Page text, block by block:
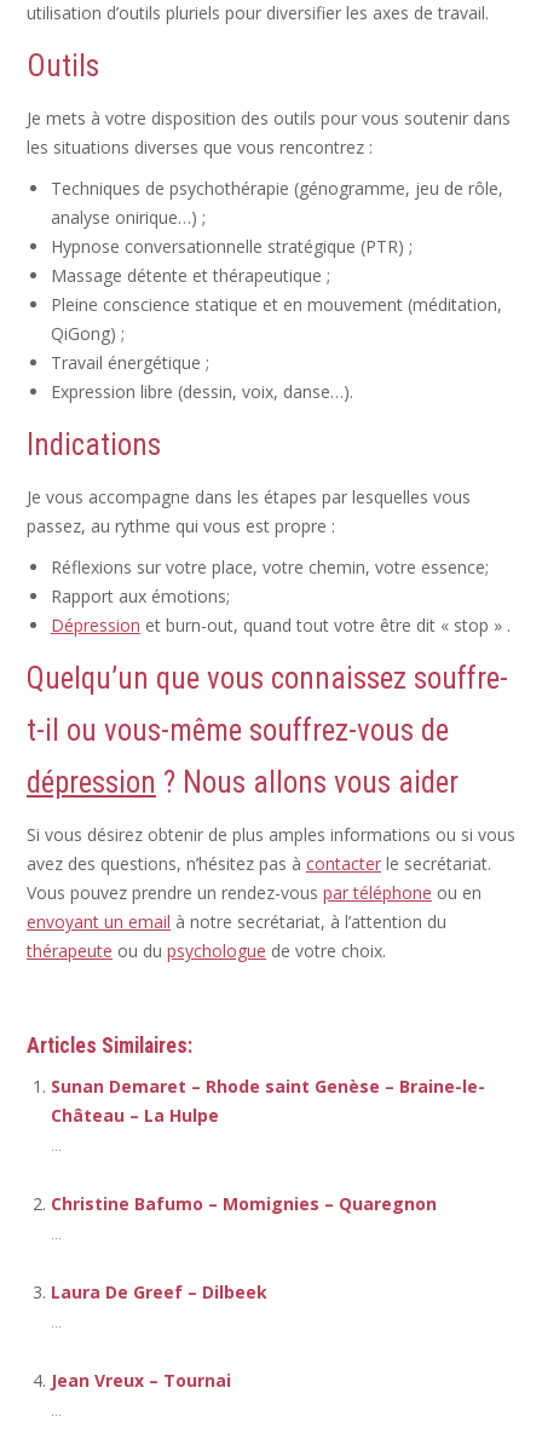
utilisation d’outils pluriels pour diversifier les axes de travail.
Outils
Je mets à votre disposition des outils pour vous soutenir dans
les situations diverses que vous rencontrez :
Techniques de psychothérapie (génogramme, jeu de rôle,
analyse onirique…) ;
Hypnose conversationnelle stratégique (PTR) ;
Massage détente et thérapeutique ;
Pleine conscience statique et en mouvement (méditation,
QiGong) ;
Travail énergétique ;
Expression libre (dessin, voix, danse…).
Indications
Je vous accompagne dans les étapes par lesquelles vous
passez, au rythme qui vous est propre :
Réflexions sur votre place, votre chemin, votre essence;
Rapport aux émotions;
Dépression et burn-out, quand tout votre être dit « stop » .
Quelqu’un que vous connaissez souffre-
t-il ou vous-même souffrez-vous de
dépression ? Nous allons vous aider
Si vous désirez obtenir de plus amples informations ou si vous
avez des questions, n’hésitez pas à contacter le secrétariat.
Vous pouvez prendre un rendez-vous par téléphone ou en
envoyant un email à notre secrétariat, à l’attention du
thérapeute ou du psychologue de votre choix.
Articles Similaires:
Sunan Demaret – Rhode saint Genèse – Braine-le-
Château – La Hulpe
...
Christine Bafumo – Momignies – Quaregnon
...
Laura De Greef – Dilbeek
...
Jean Vreux – Tournai
...